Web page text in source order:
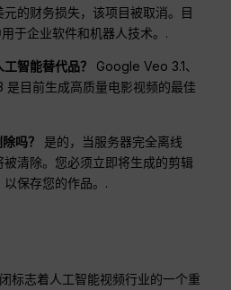
的财务损失，该项目被取消。目
于企业软件和机器人技术。.
智能替代品？
Google Veo 3.1、
目前生成高质量电影视频的最佳
吗？
是的，当服务器完全离线
清除。您必须立即将生成的剪辑
保存您的作品。.
标志着人工智能视频行业的一个重